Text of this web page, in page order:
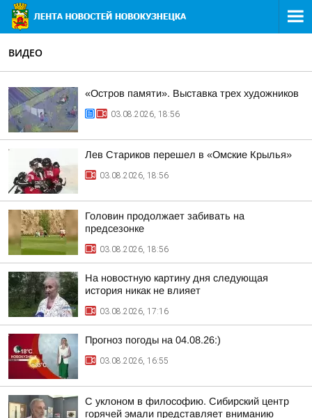
ВИДЕО
«Остров памяти». Выставка трех художников
03.08.2026, 18:56
Лев Стариков перешел в «Омские Крылья»
03.08.2026, 18:56
Головин продолжает забивать на
предсезонке
03.08.2026, 18:56
На новостную картину дня следующая
история никак не влияет
03.08.2026, 17:16
Прогноз погоды на 04.08.26:)
03.08.2026, 16:55
С уклоном в философию. Сибирский центр
горячей эмали представляет вниманию